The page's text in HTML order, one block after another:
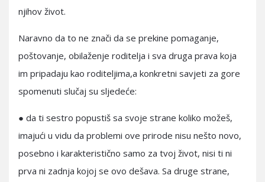
njihov život.
Naravno da to ne znači da se prekine pomaganje,
poštovanje, obilaženje roditelja i sva druga prava koja
im pripadaju kao roditeljima,a konkretni savjeti za gore
spomenuti slučaj su sljedeće:
● da ti sestro popustiš sa svoje strane koliko možeš,
imajući u vidu da problemi ove prirode nisu nešto novo,
posebno i karakteristično samo za tvoj život, nisi ti ni
prva ni zadnja kojoj se ovo dešava. Sa druge strane,